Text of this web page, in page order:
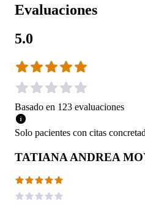
Evaluaciones
5.0
Basado en 123 evaluaciones
Solo pacientes con citas
TATIANA ANDREA